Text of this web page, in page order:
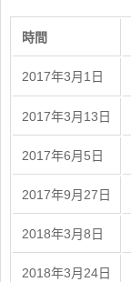
時間
2017年3月1日
2017年3月13日
2017年6月5日
2017年9月27日
2018年3月8日
2018年3月24日